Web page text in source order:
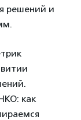
решений и
как